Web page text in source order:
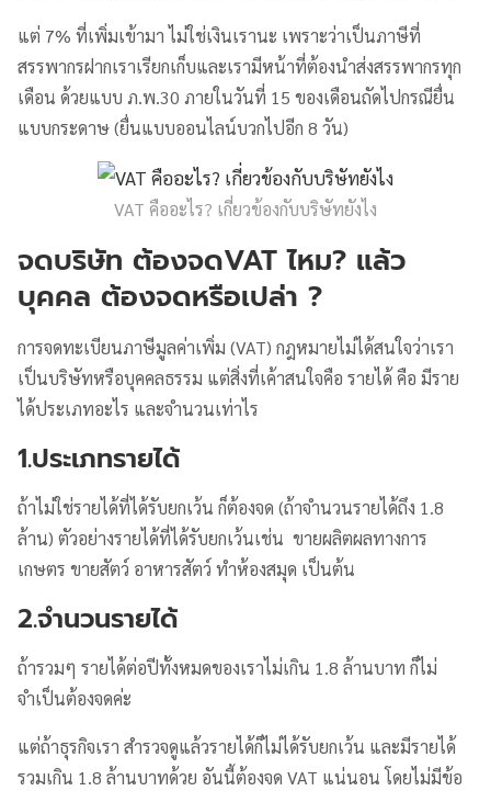
แต่ 7% ที่เพิ่มเข้ามา ไม่ใช่เงินเรานะ เพราะว่าเป็นภาษีที่
สรรพากรฝากเราเรียกเก็บและเรามีหน้าที่ต้องนำส่งสรรพากรทุก
เดือน ด้วยแบบ ภ.พ.30 ภายในวันที่ 15 ของเดือนถัดไปกรณียื่น
แบบกระดาษ (ยื่นแบบออนไลน์บวกไปอีก 8 วัน)
VAT คืออะไร? เกี่ยวข้องกับบริษัทยังไง
จดบริษัท ต้องจดVAT ไหม? แล้ว
บุคคล ต้องจดหรือเปล่า ?
การจดทะเบียนภาษีมูลค่าเพิ่ม (VAT) กฎหมายไม่ได้สนใจว่าเรา
เป็นบริษัทหรือบุคคลธรรม แต่สิ่งที่เค้าสนใจคือ รายได้ คือ มีราย
ได้ประเภทอะไร และจำนวนเท่าไร
1.ประเภทรายได้
ถ้าไม่ใช่รายได้ที่ได้รับยกเว้น ก็ต้องจด (ถ้าจำนวนรายได้ถึง 1.8
ล้าน) ตัวอย่างรายได้ที่ได้รับยกเว้นเช่น ขายผลิตผลทางการ
เกษตร ขายสัตว์ อาหารสัตว์ ทำห้องสมุด เป็นต้น
2.จำนวนรายได้
ถ้ารวมๆ รายได้ต่อปีทั้งหมดของเราไม่เกิน 1.8 ล้านบาท ก็ไม่
จำเป็นต้องจดค่ะ
แต่ถ้าธุรกิจเรา สำรวจดูแล้วรายได้ก็ไม่ได้รับยกเว้น และมีรายได้
รวมเกิน 1.8 ล้านบาทด้วย อันนี้ต้องจด VAT แน่นอน โดยไม่มีข้อ